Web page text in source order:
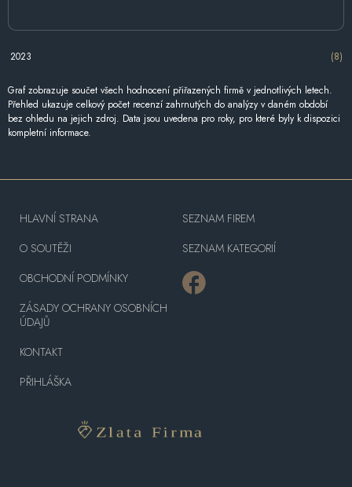
2023 (8)
Graf zobrazuje součet všech hodnocení přiřazených firmě v jednotlivých letech.
Přehled ukazuje celkový počet recenzí zahrnutých do analýzy v daném období
bez ohledu na jejich zdroj. Data jsou uvedena pro roky, pro které byly k dispozici
kompletní informace.
HLAVNÍ STRANA
O SOUTĚŽI
OBCHODNÍ PODMÍNKY
ZÁSADY OCHRANY OSOBNÍCH
ÚDAJŮ
KONTAKT
PŘIHLÁŠKA
SEZNAM FIREM
SEZNAM KATEGORIÍ